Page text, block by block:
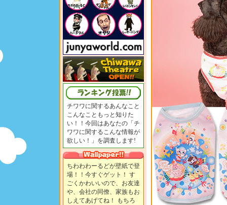
チワワに関するあんなこと
こんなこともっと知りた
い！！今回はあなたの「チ
ワワに関するこんな情報が
欲しい！」を調査します!
ちわわわーるどが壁紙で登
場！！今すぐゲット！ す
ごくかわいいので、お友達
や、会社の同僚、家族もお
しえてあげてね！ もちろ